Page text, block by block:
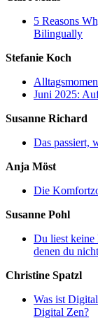
5 Reasons
Bilingually
Stefanie Koch
Juni 2025:
Susanne Richard
Das passiert,
Anja Möst
Die
Susanne Pohl
Du liest keine
denen du
Christine Spatzl
Was ist
Digital Zen?